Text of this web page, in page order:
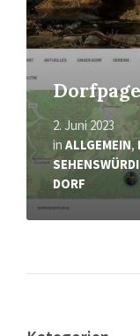
2. Juni 2023
in ALLGEMEIN,
DORF